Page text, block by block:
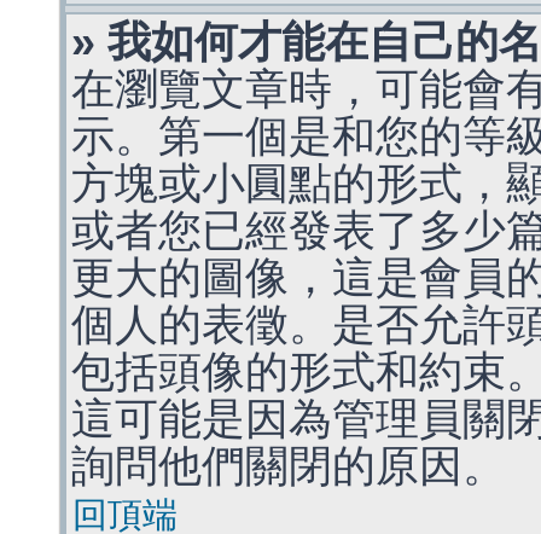
» 我如何才能在自己的
在瀏覽文章時，可能會
示。第一個是和您的等
方塊或小圓點的形式，
或者您已經發表了多少
更大的圖像，這是會員
個人的表徵。是否允許
包括頭像的形式和約束
這可能是因為管理員關
詢問他們關閉的原因。
回頂端